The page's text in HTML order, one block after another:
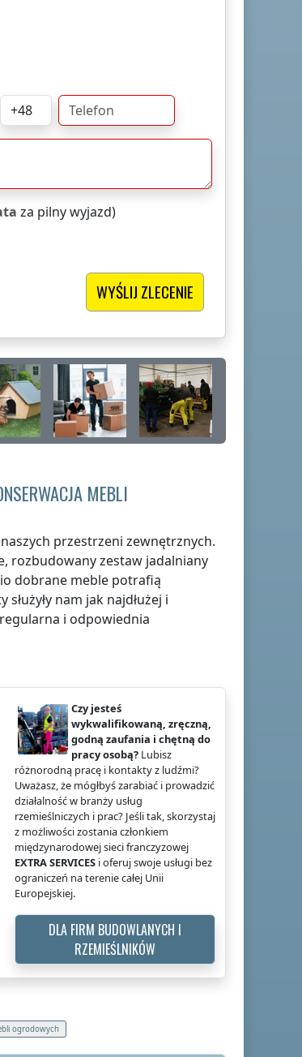
za pilny wyjazd)
MEBLI
przestrzeni zewnętrznych.
rozbudowany zestaw jadalniany
dobrane meble potrafią
nam jak najdłużej i
i odpowiednia
Czy jesteś
wykwalifikowaną, zręczną,
godną zaufania i chętną do
pracy osobą?Lubisz
różnorodną pracę i kontakty z ludźmi?
Uważasz, że mógłbyś zarabiać i prowadzić
działalność w branży usług
rzemieślniczych i prac? Jeśli tak, skorzystaj
z możliwości zostania członkiem
międzynarodowej sieci franczyzowej
EXTRA SERVICESi oferuj swoje usługi bez
ograniczeń na terenie całej Unii
Europejskiej.
DLA FIRM BUDOWLANYCH I
RZEMIEŚLNIKÓW
ogrodowych